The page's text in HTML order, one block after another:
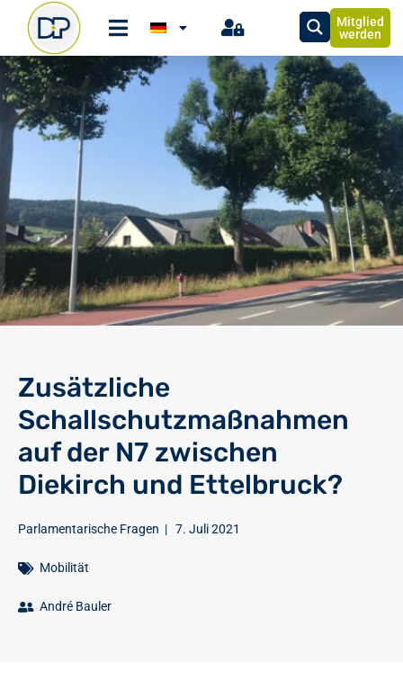
Mitglied
werden
Zusätzliche
Schallschutzmaßnahmen
auf der N7 zwischen
Diekirch und Ettelbruck?
Parlamentarische Fragen | 7. Juli 2021
Mobilität
André Bauler